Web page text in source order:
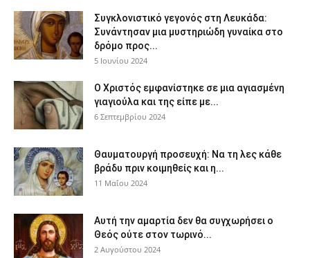
Συγκλονιστικό γεγονός στη Λευκάδα:
Συνάντησαν μια μυστηριώδη γυναίκα στο
δρόμο προς...
5 Ιουνίου 2024
Ο Χριστός εμφανίστηκε σε μια αγιασμένη
γιαγιούλα και της είπε με...
6 Σεπτεμβρίου 2024
Θαυματουργή προσευχή: Να τη λες κάθε
βράδυ πριν κοιμηθείς και η...
11 Μαΐου 2024
Αυτή την αμαρτία δεν θα συγχωρήσει ο
Θεός ούτε στον τωρινό...
2 Αυγούστου 2024